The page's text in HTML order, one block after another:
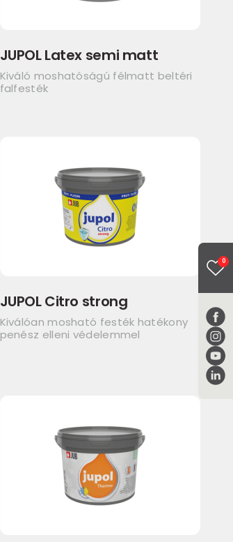
0
JUPOL Latex semi matt
Kiváló moshatóságú félmatt beltéri
falfesték
JUPOL Citro strong
Kiválóan mosható festék hatékony
penész elleni védelemmel